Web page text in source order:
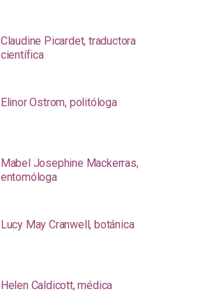
Claudine Picardet, traductora
científica
Elinor Ostrom, politóloga
Mabel Josephine Mackerras,
entomóloga
Lucy May Cranwell, botánica
Helen Caldicott, médica